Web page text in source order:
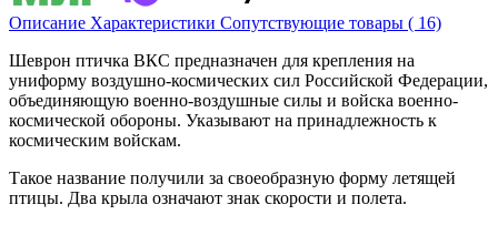
Описание Характеристики Сопутствующие товары ( 16)
Шеврон птичка ВКС предназначен для крепления на
униформу воздушно-космических сил Российской Федерации,
объединяющую военно-воздушные силы и войска военно-
космической обороны. Указывают на принадлежность к
космическим войскам.
Такое название получили за своеобразную форму летящей
птицы. Два крыла означают знак скорости и полета.